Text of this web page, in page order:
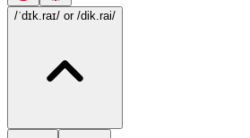
/ˈdɪk.raɪ/ or /dik.rai/